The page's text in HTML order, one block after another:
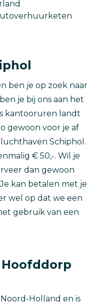
ben je op zoek naar
je bij ons aan het
kantooruren landt
gewoon voor je af
Schiphol.
€ 50,-. Wil je
dan gewoon
kan betalen met je
wel op dat we een
gebruik van een
Holland en is